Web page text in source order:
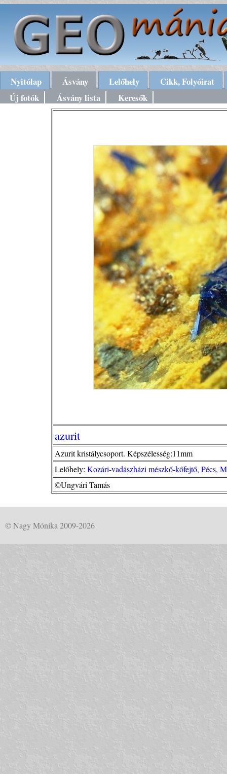
Nyitólap Ásvány Lelőhely
Cikk, Folyóirat
Új fotók
Ásvány lista Keresők
azurit
Azurit kristálycsoport. Képszélesség:11mm
Lelőhely: Kozári-vadászházi mészkő-kőfejtő, Pécs,
©Ungvári Tamás
© Nagy Mónika 2009-2026